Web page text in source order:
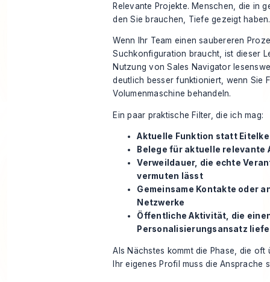
Relevante Projekte. Menschen, die in
den Sie brauchen, Tiefe gezeigt haben.
Wenn Ihr Team einen saubereren
Suchkonfiguration braucht, ist dieser
Nutzung von Sales Navigator
deutlich besser funktioniert, wenn Sie
Volumenmaschine behandeln.
Ein paar praktische Filter, die ich mag:
Aktuelle Funktion statt
Belege für aktuelle relevante
Verweildauer, die echte
vermuten lässt
Gemeinsame Kontakte oder
Netzwerke
Öffentliche Aktivität, die
Personalisierungsansatz
Als Nächstes kommt die Phase, die oft
Ihr eigenes Profil muss die Ansprache